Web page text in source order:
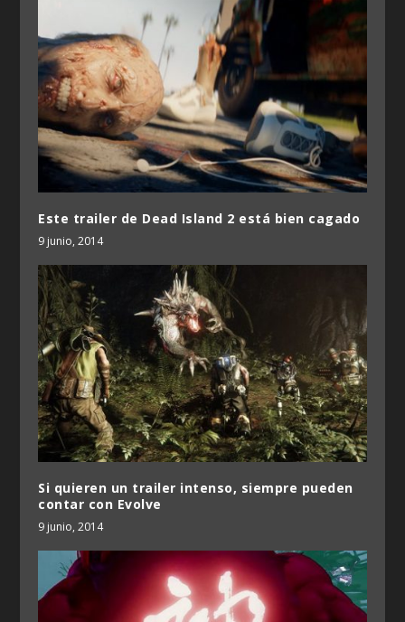
Este trailer de Dead Island 2 está bien cagado
9 junio, 2014
Si quieren un trailer intenso, siempre pueden
contar con Evolve
9 junio, 2014